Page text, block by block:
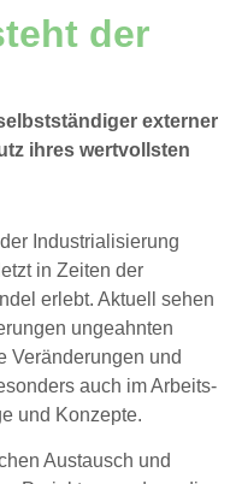
der
externer
ihres wertvollsten
Industrialisierung
in Zeiten der
erlebt. Aktuell sehen
ungeahnten
Veränderungen und
auch im Arbeits-
und Konzepte.
Austausch und